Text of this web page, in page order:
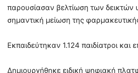
παρουσίασαν βελτίωση των δεικτών
σημαντική μείωση της
Εκπαιδεύτηκαν 1.124 παιδίατροι και
Δημιουργήθηκε ειδική ψηφιακή